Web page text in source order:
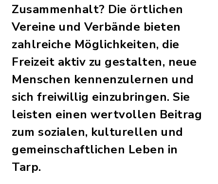
Zusammenhalt? Die örtlichen
Vereine und Verbände bieten
zahlreiche Möglichkeiten, die
Freizeit aktiv zu gestalten, neue
Menschen kennenzulernen und
sich freiwillig einzubringen. Sie
leisten einen wertvollen Beitrag
zum sozialen, kulturellen und
gemeinschaftlichen Leben in
Tarp.